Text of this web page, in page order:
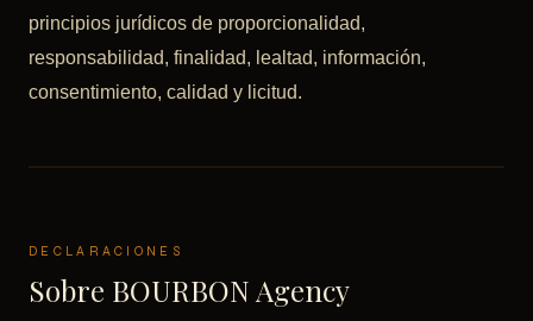
principios jurídicos de proporcionalidad,
responsabilidad, finalidad, lealtad, información,
consentimiento, calidad y licitud.
DECLARACIONES
Sobre BOURBON Agency